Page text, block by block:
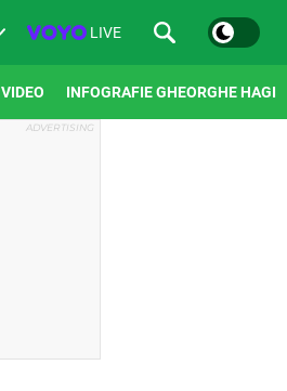
LIVE
VIDEO INFOGRAFIE GHEORGHE HAGI